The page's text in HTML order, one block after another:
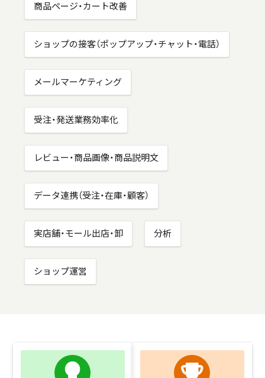
商品ページ・カート改善
ショップの接客（ポップアップ・チャット・電話）
メールマーケティング
受注・発送業務効率化
レビュー・商品画像・商品説明文
データ連携（受注・在庫・顧客）
実店舗・モール出店・卸 分析
ショップ運営